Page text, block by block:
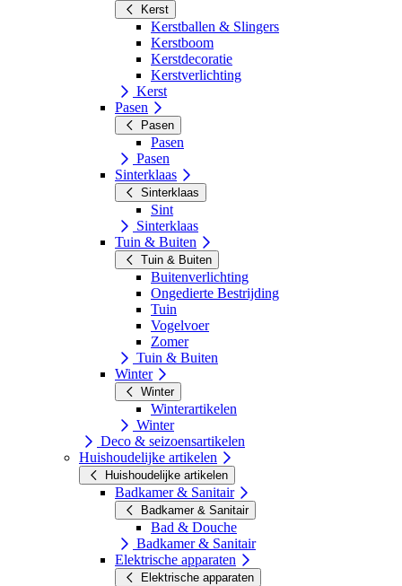
Kerst
Kerstballen & Slingers
Kerstboom
Kerstdecoratie
Kerstverlichting
Kerst
Pasen
Pasen
Pasen
Pasen
Sinterklaas
Sinterklaas
Sint
Sinterklaas
Tuin & Buiten
Tuin & Buiten
Buitenverlichting
Ongedierte Bestrijding
Tuin
Vogelvoer
Zomer
Tuin & Buiten
Winter
Winter
Winterartikelen
Winter
Deco & seizoensartikelen
Huishoudelijke artikelen
Huishoudelijke artikelen
Badkamer & Sanitair
Badkamer & Sanitair
Bad & Douche
Badkamer & Sanitair
Elektrische apparaten
Elektrische apparaten